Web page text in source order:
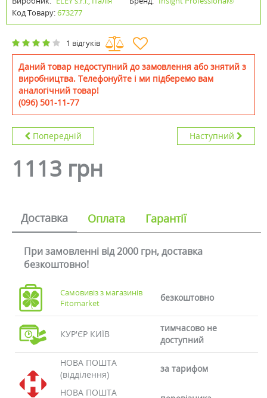
Код Товару:673277
1 відгуків
Даний товар недоступний до замовлення або знятий з
виробництва. Телефонуйте і ми підберемо вам
аналогічний товар!
(096) 501-11-77
Попередній Наступний
1113 грн
Доставка Оплата Гарантії
При замовленні від 2000 грн, доставка
безкоштовно!
Самовивіз з магазинів
Fitomarket
безкоштовно
КУР'ЄР КИЇВ
тимчасово не
доступний
НОВА ПОШТА
(відділення)
за тарифом
НОВА ПОШТА